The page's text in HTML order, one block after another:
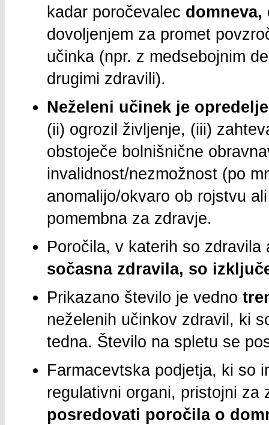
kadar poročevalec domneva,
dovoljenjem za promet
učinka (npr. z medsebojnim
drugimi zdravili).
Neželeni učinek je
(ii) ogrozil življenje, (iii)
obstoječe bolnišnične
invalidnost/nezmožnost (po
anomalijo/okvaro ob rojstvu
pomembna za zdravje.
Poročila, v katerih so
sočasna zdravila, so
Prikazano število je vedno
neželenih učinkov zdravil, ki
tedna. Število na spletu se
Farmacevtska podjetja, ki so
regulativni organi, pristojni za
posredovati poročila o